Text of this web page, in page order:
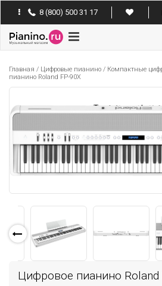
8 (800) 500 31 17
Pianino
Главная / Цифровые пианино / Компактные
пианино Roland FP-90X
Цифровое пианино Roland